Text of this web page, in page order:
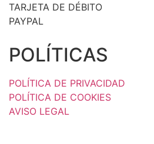
TARJETA DE DÉBITO
PAYPAL
POLÍTICAS
POLÍTICA DE PRIVACIDAD
POLÍTICA DE COOKIES
AVISO LEGAL